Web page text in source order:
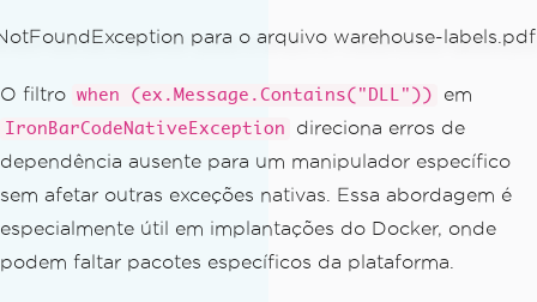
fore retrying
ires password: {filePath} — {ex.Messag
e}");
}
catch
(IronBarCodeFileException
// File is present but corrupted,
locked, or in an unsupported format
O filtro when (ex.Message.Contains("DLL")) em
IronBarCodeNativeException
direciona erros de
dependência ausente para um manipulador específico
sem afetar outras exceções nativas. Essa abordagem é
especialmente útil em implantações do Docker, onde
podem faltar pacotes específicos da plataforma.